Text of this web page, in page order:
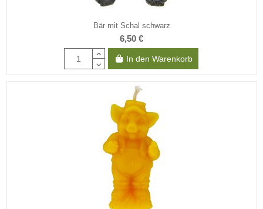
Bär mit Schal schwarz
6,50 €
In den Warenkorb